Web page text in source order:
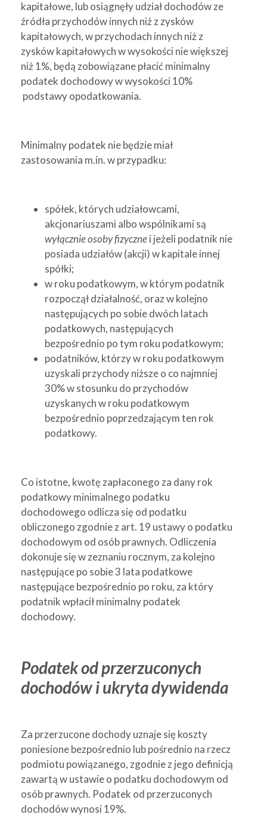
kapitałowe, lub osiągnęły udział dochodów ze
źródła przychodów innych niż z zysków
kapitałowych, w przychodach innych niż z
zysków kapitałowych w wysokości nie większej
niż 1%, będą zobowiązane płacić minimalny
podatek dochodowy w wysokości 10%
podstawy opodatkowania.
Minimalny podatek nie będzie miał
zastosowania m.in. w przypadku:
spółek, których udziałowcami,
akcjonariuszami albo wspólnikami są
wyłącznie osoby fizycznei jeżeli podatnik nie
posiada udziałów (akcji) w kapitale innej
spółki;
w roku podatkowym, w którym podatnik
rozpoczął działalność, oraz w kolejno
następujących po sobie dwóch latach
podatkowych, następujących
bezpośrednio po tym roku podatkowym;
podatników, którzy w roku podatkowym
uzyskali przychody niższe o co najmniej
30% w stosunku do przychodów
uzyskanych w roku podatkowym
bezpośrednio poprzedzającym ten rok
podatkowy.
Co istotne, kwotę zapłaconego za dany rok
podatkowy minimalnego podatku
dochodowego odlicza się od podatku
obliczonego zgodnie z art. 19 ustawy o podatku
dochodowym od osób prawnych. Odliczenia
dokonuje się w zeznaniu rocznym, za kolejno
następujące po sobie 3 lata podatkowe
następujące bezpośrednio po roku, za który
podatnik wpłacił minimalny podatek
dochodowy.
Podatek od przerzuconych
dochodów i ukryta dywidenda
Za przerzucone dochody uznaje się koszty
poniesione bezpośrednio lub pośrednio na rzecz
podmiotu powiązanego, zgodnie z jego definicją
zawartą w ustawie o podatku dochodowym od
osób prawnych. Podatek od przerzuconych
dochodów wynosi 19%.